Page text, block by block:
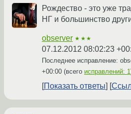
Рождество - это уже
НГ и большинство
observer ★★★
07.12.2012 08:02:23
Последнее исправление:
+00:00 (всего исправлений: 1
Показать ответы